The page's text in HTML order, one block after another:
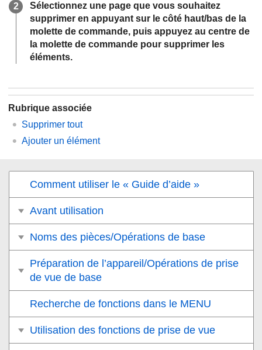
Sélectionnez une page que vous souhaitez
supprimer en appuyant sur le côté haut/bas de la
molette de commande, puis appuyez au centre de
la molette de commande pour supprimer les
éléments.
Rubrique associée
Supprimer tout
Ajouter un élément
Comment utiliser le « Guide d’aide »
Avant utilisation
Noms des pièces/Opérations de base
Préparation de l’appareil/Opérations de prise
de vue de base
Recherche de fonctions dans le MENU
Utilisation des fonctions de prise de vue